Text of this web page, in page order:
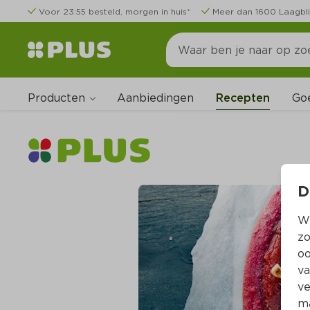
Voor 23:55 besteld, morgen in huis* Meer dan 1600
Producten Aanbiedingen Recepten